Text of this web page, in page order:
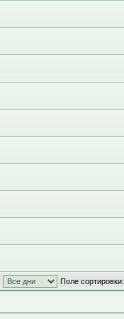
Поле сортировки: